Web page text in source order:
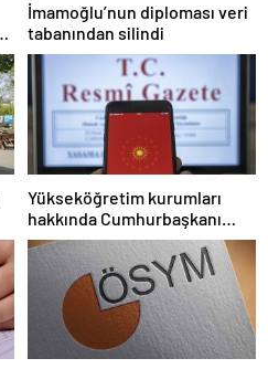
İmamoğlu’nun diploması veri
tabanından silindi
Yükseköğretim kurumları
hakkında Cumhurbaşkanı
kararı Resmi Gazete’de